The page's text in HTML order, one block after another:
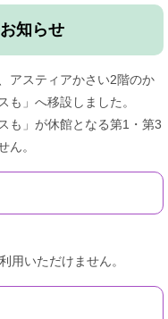
知らせ
アスティアかさい2階のか
も」へ移設しました。
も」が休館となる第1・第3
ん。
用いただけません。